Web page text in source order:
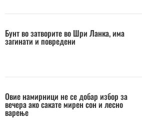
Бунт во затворите во Шри Ланка, има
загинати и повредени
Овие намирници не се добар избор за
вечера ако сакате мирен сон и лесно
варење